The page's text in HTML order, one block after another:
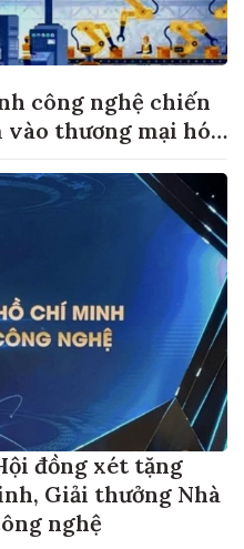
công nghệ chiến
thương mại hóa
đồng xét tặng
Giải thưởng Nhà
nghệ